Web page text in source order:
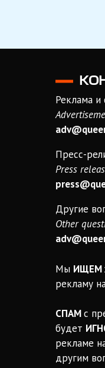
Реклама и
Пресс-
Press
Другие
Other
Мы ИЩЕМ
рекламу
СПАМс
будет
рекламе
другим